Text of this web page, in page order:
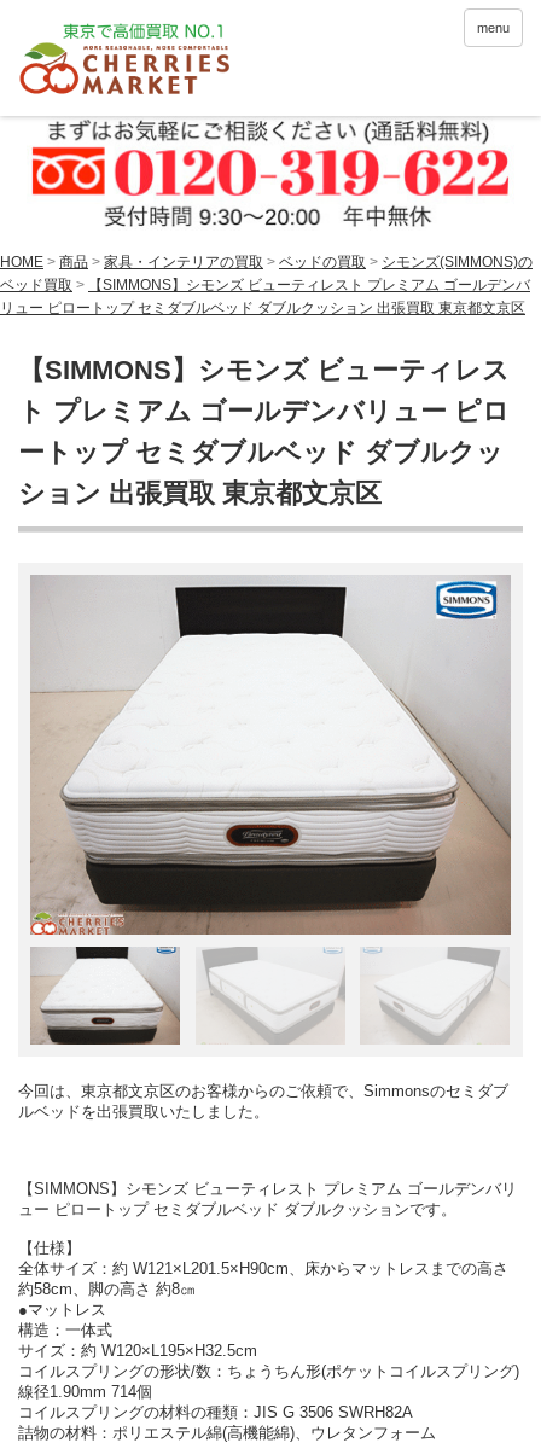
menu
HOME > 商品 > 家具・インテリアの買取 > ベッドの買取 > シモンズ(SIMMONS)の
ベッド買取 >
【SIMMONS】シモンズ ビューティレスト プレミアム ゴールデンバ
リュー ピロートップ セミダブルベッド ダブルクッション 出張買取 東京都文京区
【SIMMONS】シモンズ ビューティレス
ト プレミアム ゴールデンバリュー ピロ
ートップ セミダブルベッド ダブルクッ
ション 出張買取 東京都文京区
今回は、東京都文京区のお客様からのご依頼で、Simmonsのセミダブ
ルベッドを出張買取いたしました。
【SIMMONS】シモンズ ビューティレスト プレミアム ゴールデンバリ
ュー ピロートップ セミダブルベッド ダブルクッションです。
【仕様】
全体サイズ：約 W121×L201.5×H90cm、床からマットレスまでの高さ
約58cm、脚の高さ 約8㎝
●マットレス
構造：一体式
サイズ：約 W120×L195×H32.5cm
コイルスプリングの形状/数：ちょうちん形(ポケットコイルスプリング)
線径1.90mm 714個
コイルスプリングの材料の種類：JIS G 3506 SWRH82A
詰物の材料：ポリエステル綿(高機能綿)、ウレタンフォーム